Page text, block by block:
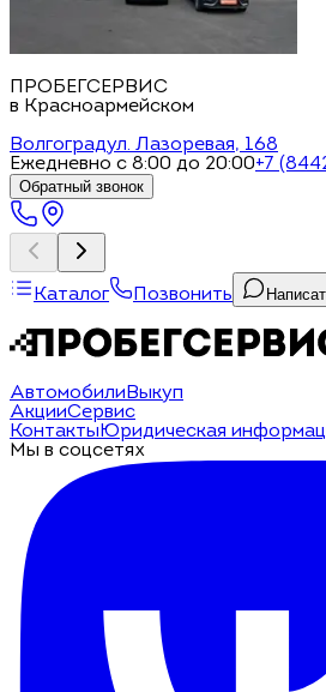
ПРОБЕГСЕРВИС
в Красноармейском
Волгоградул. Лазоревая, 168
Ежедневно с 8:00 до 20:00+7
Обратный звонок
Каталог Позвонить
Автомобили Выкуп
АкцииСервис
Контакты Юридическая
Мы в соцсетях